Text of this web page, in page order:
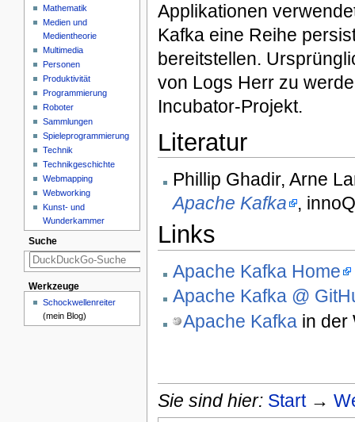
Applikationen
Kafka eine Reihe
bereitstellen.
von Logs Herr zu
Incubator-Projekt.
Literatur
Phillip Ghadir, Arne
Apache Kafka ,
Links
Apache Kafka Home
Apache Kafka @
Apache Kafkain der
Sie sind hier: Start→
Mathematik
Medien und
Medientheorie
Multimedia
Personen
Produktivität
Programmierung
Roboter
Sammlungen
Spieleprogrammierung
Technik
Technikgeschichte
Webmapping
Webworking
Kunst- und
Wunderkammer
Suche
Werkzeuge
Schockwellenreiter
(mein Blog)